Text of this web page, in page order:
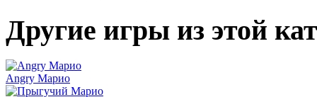
Другие игры из этой
Angry Марио